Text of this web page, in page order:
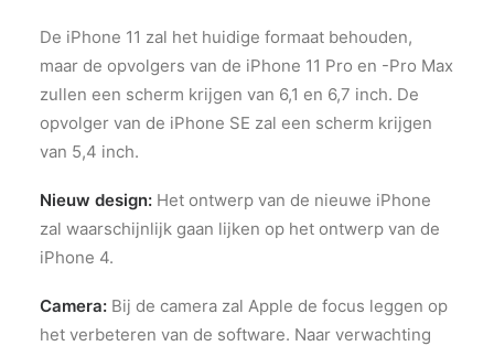
De iPhone 11 zal het huidige formaat behouden,
maar de opvolgers van de iPhone 11 Pro en -Pro Max
zullen een scherm krijgen van 6,1 en 6,7 inch. De
opvolger van de iPhone SE zal een scherm krijgen
van 5,4 inch.
Nieuw design: Het ontwerp van de nieuwe iPhone
zal waarschijnlijk gaan lijken op het ontwerp van de
iPhone 4.
Camera: Bij de camera zal Apple de focus leggen op
het verbeteren van de software. Naar verwachting